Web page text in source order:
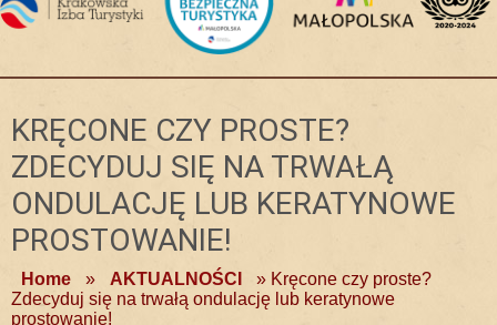
KRĘCONE CZY PROSTE?
ZDECYDUJ SIĘ NA TRWAŁĄ
ONDULACJĘ LUB KERATYNOWE
PROSTOWANIE!
Home » AKTUALNOŚCI » Kręcone czy proste?
Zdecyduj się na trwałą ondulację lub keratynowe
prostowanie!